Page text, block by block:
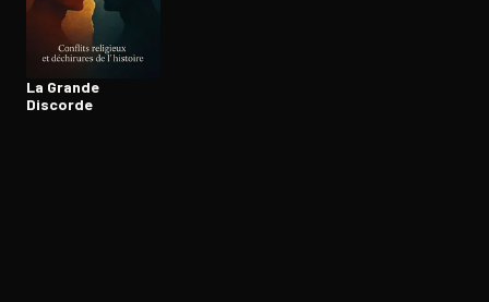
La Grande
Discorde